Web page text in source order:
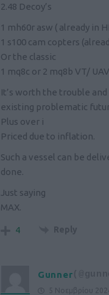
2.48 Decoy’s
1 mh60r asw ( already in
1 s100 cam copters
Or the classic
1 mq8c or 2 mq8b VT/
It’s worth the trouble
existing problematic
Plus over i
Priced due to inflation.
Such a vessel can be
done.
Just saying
MAX.
4 Reply
Gunner
5 Νοεμβρίου